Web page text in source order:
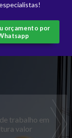
orçamento por
trabalho em
valor